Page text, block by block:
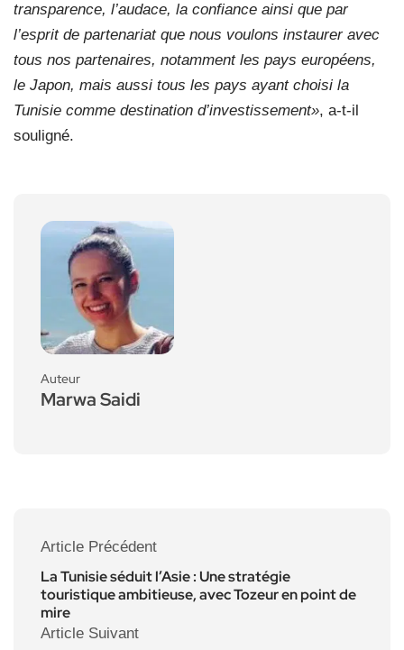
transparence, l’audace, la confiance ainsi que par
l’esprit de partenariat que nous voulons instaurer avec
tous nos partenaires, notamment les pays européens,
le Japon, mais aussi tous les pays ayant choisi la
Tunisie comme destination d’investissement», a-t-il
souligné.
Auteur
Marwa Saidi
Article Précédent
La Tunisie séduit l’Asie : Une stratégie
touristique ambitieuse, avec Tozeur en point de
mire
Article Suivant